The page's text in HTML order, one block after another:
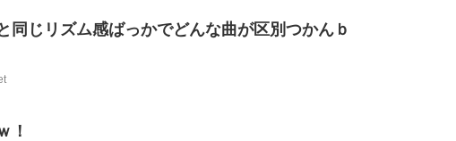
同じリズム感ばっかでどんな曲が区別つかんｂ
！